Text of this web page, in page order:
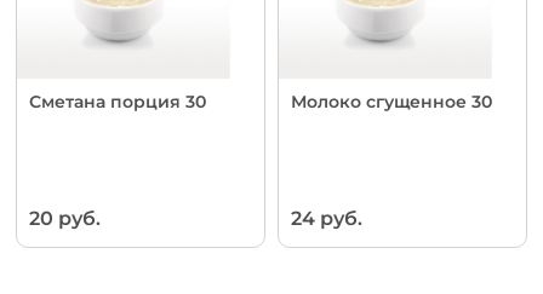
Сметана порция 30
20 руб.
Молоко сгущенное 30
24 руб.